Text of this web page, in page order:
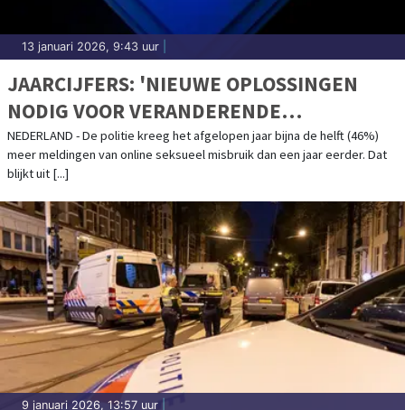
13 januari 2026, 9:43 uur
JAARCIJFERS: 'NIEUWE OPLOSSINGEN
NODIG VOOR VERANDERENDE
CRIMINALITEIT'
NEDERLAND - De politie kreeg het afgelopen jaar bijna de helft (46%)
meer meldingen van online seksueel misbruik dan een jaar eerder. Dat
blijkt uit [...]
9 januari 2026, 13:57 uur